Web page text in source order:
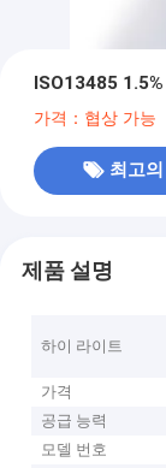
ISO13485
가격：협상 가능
최고
제품 설명
하이 라이트
가격
공급 능력
모델 번호